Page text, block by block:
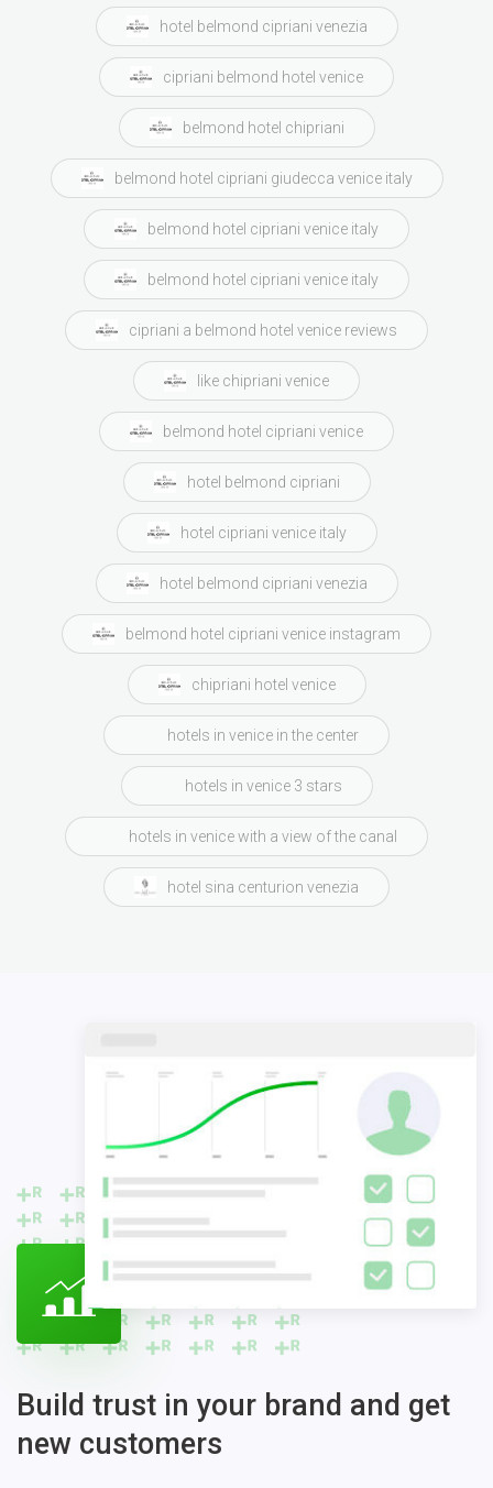
hotel belmond cipriani venezia
cipriani belmond hotel venice
belmond hotel chipriani
belmond hotel cipriani giudecca venice italy
belmond hotel cipriani venice italy
belmond hotel cipriani venice italy
cipriani a belmond hotel venice reviews
like chipriani venice
belmond hotel cipriani venice
hotel belmond cipriani
hotel cipriani venice italy
hotel belmond cipriani venezia
belmond hotel cipriani venice instagram
chipriani hotel venice
hotels in venice in the center
hotels in venice 3 stars
hotels in venice with a view of the canal
hotel sina centurion venezia
Build trust in your brand and get
new customers